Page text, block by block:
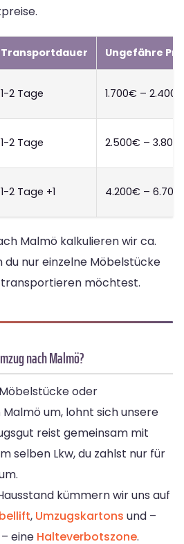
Transportdauer Ungefähre
1-2 Tage 1.700€ – 2.400€
1-2 Tage 2.500€ –
1-2 Tage +1 4.200€ –
Malmö kalkulieren wir ca.
nur einzelne Möbelstücke
möchtest.
nach Malmö?
oder
um, lohnt sich unsere
reist gemeinsam mit
selben Lkw, du zahlst nur für
kümmern wir uns auf
, Umzugskartons und –
eine Halteverbotszone.